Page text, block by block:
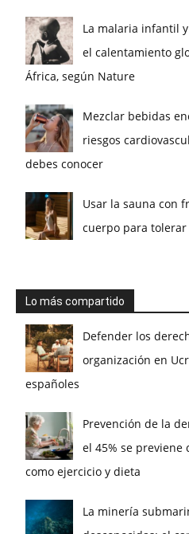
La malaria infantil
el calentamiento
África, según Nature
Mezclar bebidas
riesgos
debes conocer
Usar la sauna con
cuerpo para
Lo más compartido
Defender los
organización en
españoles
Prevención de la
el 45% se previene
como ejercicio y dieta
La minería